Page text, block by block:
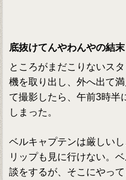
底抜けてんやわんやの結末
ところがまだこりないス
機を取り出し、外へ出て
て撮影したら、午前3時半
しまった。
ベルキャプテンは厳しい
リップも見に行けない。
談をするが、そこにやっ